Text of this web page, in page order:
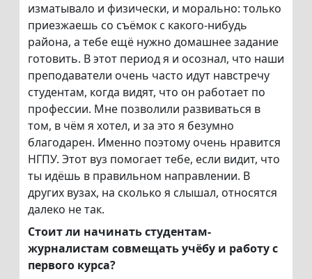
изматывало и физически, и морально: только
приезжаешь со съёмок с какого-нибудь
района, а тебе ещё нужно домашнее задание
готовить. В этот период я и осознал, что наши
преподаватели очень часто идут навстречу
студентам, когда видят, что он работает по
профессии. Мне позволили развиваться в
том, в чём я хотел, и за это я безумно
благодарен. Именно поэтому очень нравится
НГПУ. Этот вуз помогает тебе, если видит, что
ты идёшь в правильном направлении. В
других вузах, на сколько я слышал, относятся
далеко не так.
Стоит ли начинать студентам-
журналистам совмещать учёбу и работу с
первого курса?